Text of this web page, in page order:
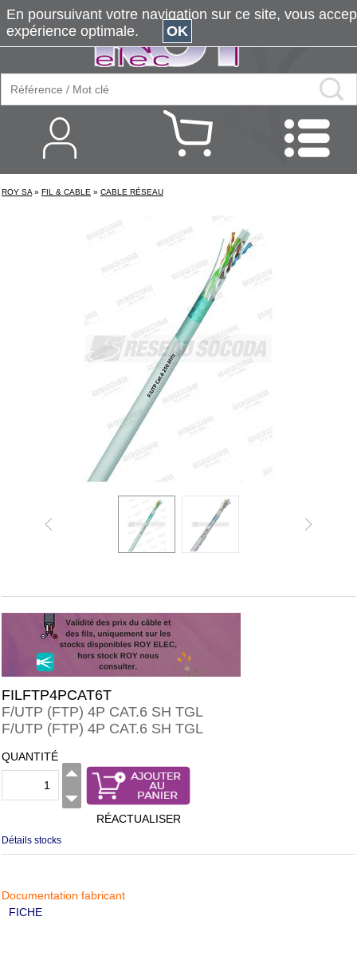
ROY SA » FIL & CABLE » CABLE RÉSEAU
FILFTP4PCAT6T
F/UTP (FTP) 4P CAT.6 SH TGL
F/UTP (FTP) 4P CAT.6 SH TGL
QUANTITÉ
RÉACTUALISER
Détails stocks
Documentation fabricant
FICHE
En poursuivant votre navigation sur ce site, vous
expérience optimale.
OK